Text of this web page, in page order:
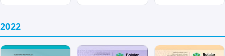
2022